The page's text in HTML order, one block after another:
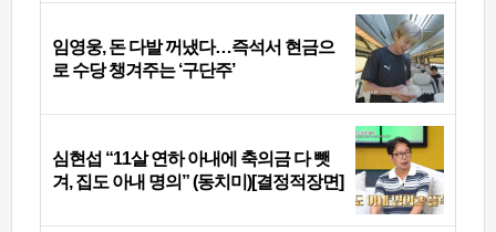
임영웅, 돈 다발 꺼냈다…즉석서 현금으
로 수당 챙겨주는 ‘구단주’
심현섭 “11살 연하 아내에 축의금 다 뺏
겨, 집도 아내 명의” (동치미)[결정적장면]